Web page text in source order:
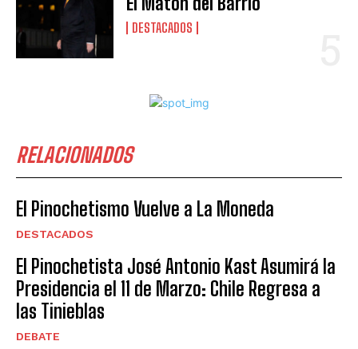
DESTACADOS
RELACIONADOS
El Pinochetismo Vuelve a La Moneda
DESTACADOS
El Pinochetista José Antonio Kast Asumirá la
Presidencia el 11 de Marzo: Chile Regresa a
las Tinieblas
DEBATE